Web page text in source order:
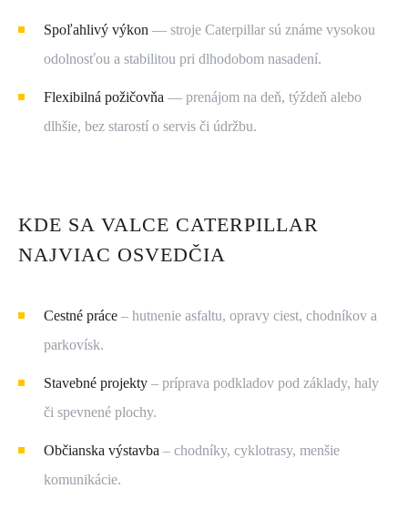
Spoľahlivý výkon — stroje Caterpillar sú známe vysokou
odolnosťou a stabilitou pri dlhodobom nasadení.
Flexibilná požičovňa — prenájom na deň, týždeň alebo
dlhšie, bez starostí o servis či údržbu.
KDE SA VALCE CATERPILLAR
NAJVIAC OSVEDČIA
Cestné práce – hutnenie asfaltu, opravy ciest, chodníkov a
parkovísk.
Stavebné projekty – príprava podkladov pod základy, haly
či spevnené plochy.
Občianska výstavba – chodníky, cyklotrasy, menšie
komunikácie.